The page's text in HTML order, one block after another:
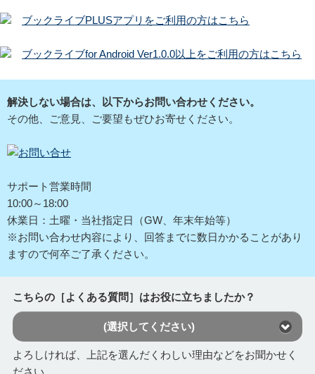
ブックライブPLUSアプリをご利用の方はこちら
ブックライブfor Android Ver1.0.0以上をご利用の方はこちら
解決しない場合は、以下からお問い合わせください。
その他、ご意見、ご要望もぜひお寄せください。
サポート営業時間
10:00～18:00
休業日：土曜・当社指定日（GW、年末年始等）
※お問い合わせ内容により、回答までに数日かかることがあり
ますので何卒ご了承ください。
こちらの［よくある質問］はお役に立ちましたか？
(選択してください)
よろしければ、上記を選んだくわしい理由などをお聞かせく